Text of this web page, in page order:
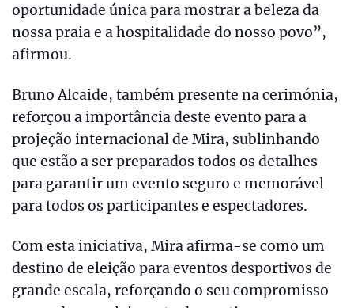
oportunidade única para mostrar a beleza da
nossa praia e a hospitalidade do nosso povo”,
afirmou.
Bruno Alcaide, também presente na cerimónia,
reforçou a importância deste evento para a
projeção internacional de Mira, sublinhando
que estão a ser preparados todos os detalhes
para garantir um evento seguro e memorável
para todos os participantes e espectadores.
Com esta iniciativa, Mira afirma-se como um
destino de eleição para eventos desportivos de
grande escala, reforçando o seu compromisso